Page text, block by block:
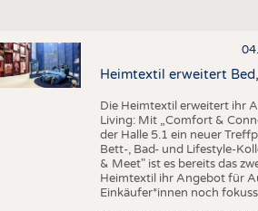
Heimtextil erweitert
Die Heimtextil erweitert ihr
Living: Mit „Comfort &
der Halle 5.1 ein neuer
Bett-, Bad- und Lifestyle-
& Meet" ist es bereits das
Heimtextil ihr Angebot für
Einkäufer*innen noch